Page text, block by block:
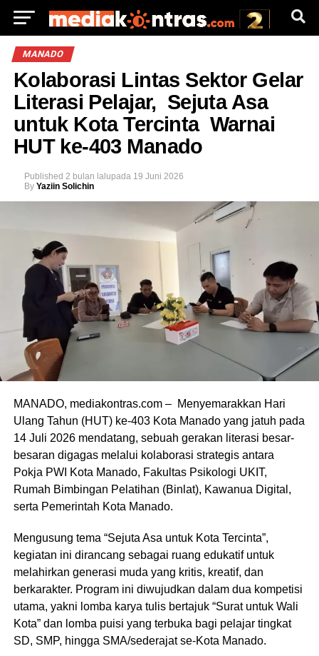
MANADO
Kolaborasi Lintas Sektor Gelar
Literasi Pelajar, Sejuta Asa
untuk Kota Tercinta Warnai
HUT ke-403 Manado
Published 2 bulan lalupada 19 Juni 2026
By Yaziin Solichin
MANADO, mediakontras.com – Menyemarakkan Hari
Ulang Tahun (HUT) ke-403 Kota Manado yang jatuh pada
14 Juli 2026 mendatang, sebuah gerakan literasi besar-
besaran digagas melalui kolaborasi strategis antara
Pokja PWI Kota Manado, Fakultas Psikologi UKIT,
Rumah Bimbingan Pelatihan (Binlat), Kawanua Digital,
serta Pemerintah Kota Manado.
Mengusung tema “Sejuta Asa untuk Kota Tercinta”,
kegiatan ini dirancang sebagai ruang edukatif untuk
melahirkan generasi muda yang kritis, kreatif, dan
berkarakter. Program ini diwujudkan dalam dua kompetisi
utama, yakni lomba karya tulis bertajuk “Surat untuk Wali
Kota” dan lomba puisi yang terbuka bagi pelajar tingkat
SD, SMP, hingga SMA/sederajat se-Kota Manado.